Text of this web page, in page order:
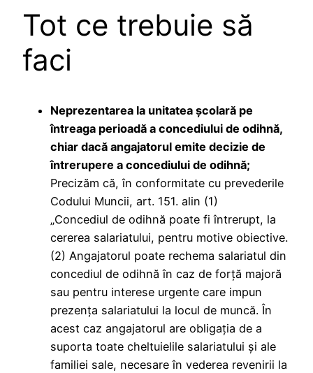
Tot ce trebuie să
faci
Neprezentarea la unitatea şcolară pe
întreaga perioadă a concediului de odihnă,
chiar dacă angajatorul emite decizie de
întrerupere a concediului de odihnă;
Precizăm că, în conformitate cu prevederile
Codului Muncii, art. 151. alin (1)
„Concediul de odihnă poate fi întrerupt, la
cererea salariatului, pentru motive obiective.
(2) Angajatorul poate rechema salariatul din
concediul de odihnă în caz de forţă majoră
sau pentru interese urgente care impun
prezenţa salariatului la locul de muncă. În
acest caz angajatorul are obligaţia de a
suporta toate cheltuielile salariatului şi ale
familiei sale, necesare în vederea revenirii la